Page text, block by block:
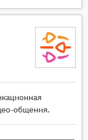
общения.